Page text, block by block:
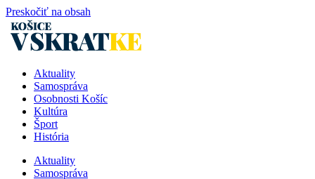
Preskočiť na obsah
Aktuality
Samospráva
Osobnosti Košíc
Kultúra
Šport
História
Aktuality
Samospráva